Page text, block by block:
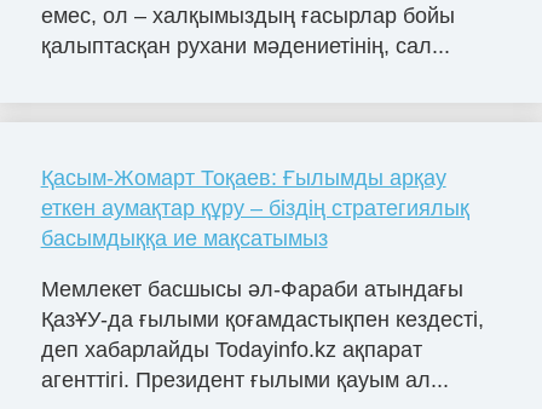
емес, ол – халқымыздың ғасырлар бойы
қалыптасқан рухани мәдениетінің, сал...
Қасым-Жомарт Тоқаев: Ғылымды арқау
еткен аумақтар құру – біздің стратегиялық
басымдыққа ие мақсатымыз
Мемлекет басшысы әл-Фараби атындағы
ҚазҰУ-да ғылыми қоғамдастықпен кездесті,
деп хабарлайды Todayinfo.kz ақпарат
агенттігі. Президент ғылыми қауым ал...